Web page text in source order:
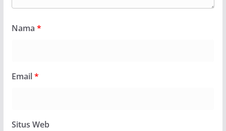
Nama *
Email*
Situs Web